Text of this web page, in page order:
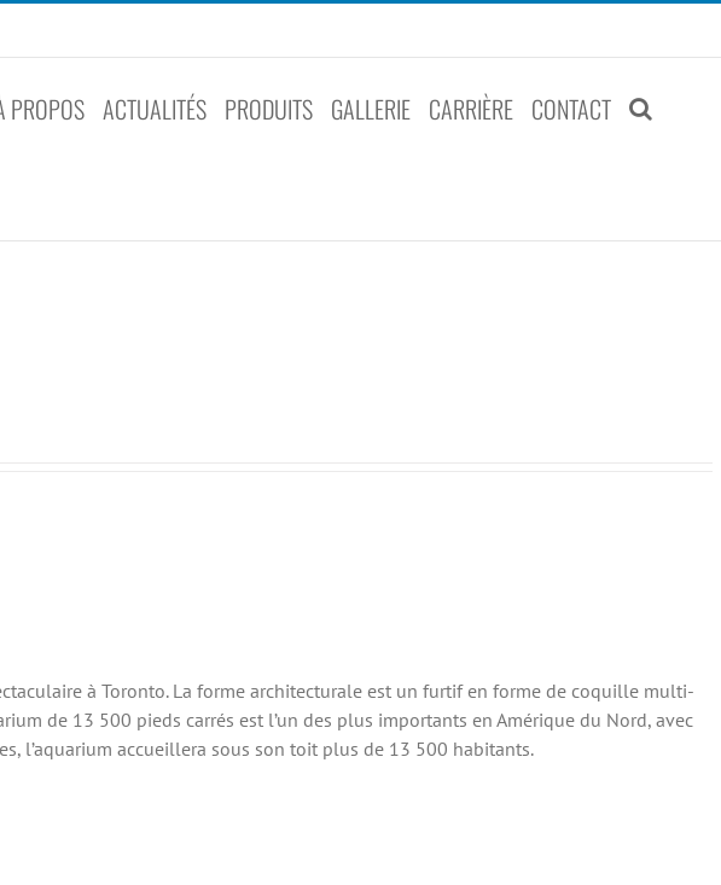
PROPOS ACTUALITÉS PRODUITS GALLERIE CARRIÈRE CONTACT
à Toronto. La forme architecturale est un furtif en forme de coquille multi-
de 13 500 pieds carrés est l’un des plus importants en Amérique du Nord, avec
l’aquarium accueillera sous son toit plus de 13 500 habitants.